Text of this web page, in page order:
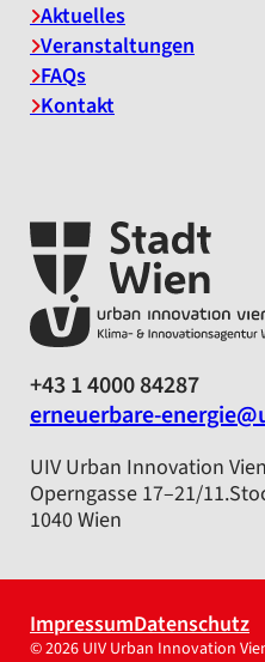
Aktuelles
Veranstaltungen
FAQs
Kontakt
+43 1 4000 84287
erneuerbare-
UIV Urban Innovation
Operngasse 17–21/
1040 Wien
© 2026 UIV Urban Innovation
ImpressumDatenschutz